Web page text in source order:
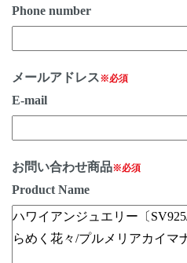
Phone number
メールアドレス※必須
E-mail
お問い合わせ商品※必須
Product Name